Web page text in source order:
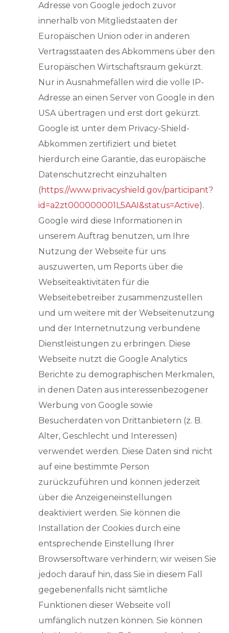
Adresse von Google jedoch zuvor
innerhalb von Mitgliedstaaten der
Europäischen Union oder in anderen
Vertragsstaaten des Abkommens über den
Europäischen Wirtschaftsraum gekürzt.
Nur in Ausnahmefällen wird die volle IP-
Adresse an einen Server von Google in den
USA übertragen und erst dort gekürzt.
Google ist unter dem Privacy-Shield-
Abkommen zertifiziert und bietet
hierdurch eine Garantie, das europäische
Datenschutzrecht einzuhalten
(https://www.privacyshield.gov/participant?
id=a2zt000000001L5AAI&status=Active).
Google wird diese Informationen in
unserem Auftrag benutzen, um Ihre
Nutzung der Webseite für uns
auszuwerten, um Reports über die
Webseiteaktivitäten für die
Webseitebetreiber zusammenzustellen
und um weitere mit der Webseitenutzung
und der Internetnutzung verbundene
Dienstleistungen zu erbringen. Diese
Webseite nutzt die Google Analytics
Berichte zu demographischen Merkmalen,
in denen Daten aus interessenbezogener
Werbung von Google sowie
Besucherdaten von Drittanbietern (z. B.
Alter, Geschlecht und Interessen)
verwendet werden. Diese Daten sind nicht
auf eine bestimmte Person
zurückzuführen und können jederzeit
über die Anzeigeneinstellungen
deaktiviert werden. Sie können die
Installation der Cookies durch eine
entsprechende Einstellung Ihrer
Browsersoftware verhindern; wir weisen Sie
jedoch darauf hin, dass Sie in diesem Fall
gegebenenfalls nicht sämtliche
Funktionen dieser Webseite voll
umfänglich nutzen können. Sie können